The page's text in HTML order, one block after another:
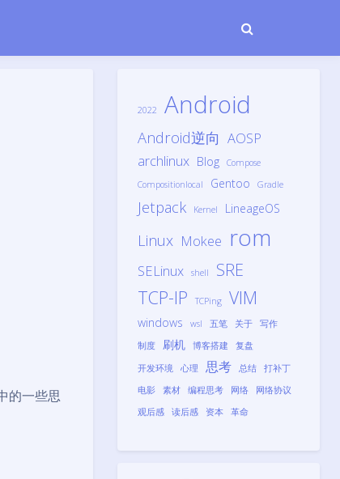
2022 Android
Android逆向 AOSP
archlinux Blog
Compose
Compositionlocal
Gentoo Gradle
Jetpack Kernel LineageOS
Linux Mokee rom
SELinux shell SRE
TCP-IP TCPing VIM
windows wsl 五笔 关于
写作
制度
刷机 博客搭建
复盘
开发环境
心理 思考 总结
打补丁
电影
素材 编程思考 网络
网络协议
观后感
读后感 资本 革命
的一些思